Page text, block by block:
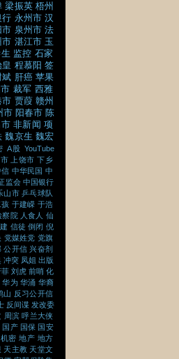
梁振英 梧州
行 永州市 汉
市 泉州市 法
市 湛江市 玉
监控 石家
皇 程慕阳 签
斌 肝癌 苹果
裁军 西雅
市 贾葭 赣州
市 阳春市 陈
非新闻 项
魏京生 魏宏
A股 YouTube
上饶市 下乡
信 中华民国 中
监会 中国银行
山市 乒乓球队
孩 于建嵘 于浩
察院 人食人 仙
信徒 倒闭 倪
党媒姓党 党旗
公开信 兴奋剂
冲突 凤姐 出版
刘虎 前哨 化
华为 华涌 华裔
山 反习公开信
反间谍 发改委
周滨 呼兰大侠
国产 国保 国安
密 地产 地方
天主教 天堂文